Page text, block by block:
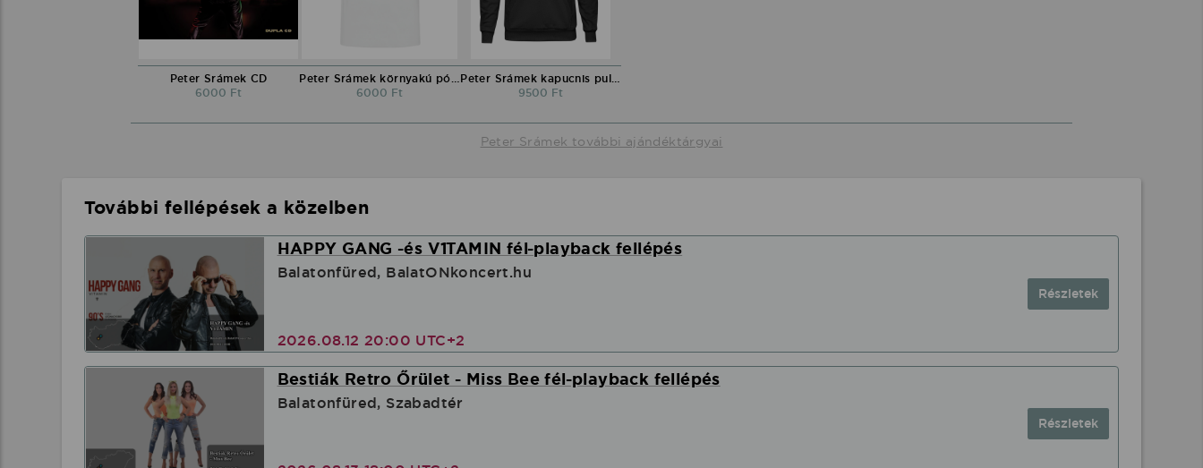
Peter Srámek CD
6000 Ft
Peter Srámek környakú póló
6000 Ft
Peter Srámek kapucnis pulóver
9500 Ft
Peter Srámek további ajándéktárgyai
További fellépések a közelben
HAPPY GANG -és V1TAMIN fél-playback fellépés
Balatonfüred, BalatONkoncert.hu
2026.08.12 20:00 UTC+2
Részletek
Bestiák Retro Őrület - Miss Bee fél-playback fellépés
Balatonfüred, Szabadtér
Részletek